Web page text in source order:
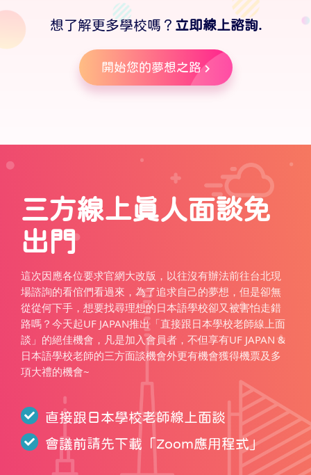
想了解更多學校嗎？ 立即線上諮詢.
開始您的夢想之路
三方線上真人面談免
出門
這次因應各位要求官網大改版，以往沒有辦法前往台北現
場諮詢的看倌們看過來，為了追求自己的夢想，但是卻無
從從何下手，想要找尋理想的日本語學校卻又被害怕走錯
路嗎？今天起UF JAPAN推出「直接跟日本學校老師線上面
談」的絕佳機會，凡是加入會員者，不但享有UF JAPAN &
日本語學校老師的三方面談機會外更有機會獲得機票及多
項大禮的機會~
直接跟日本學校老師線上面談
會議前請先下載「Zoom應用程式」